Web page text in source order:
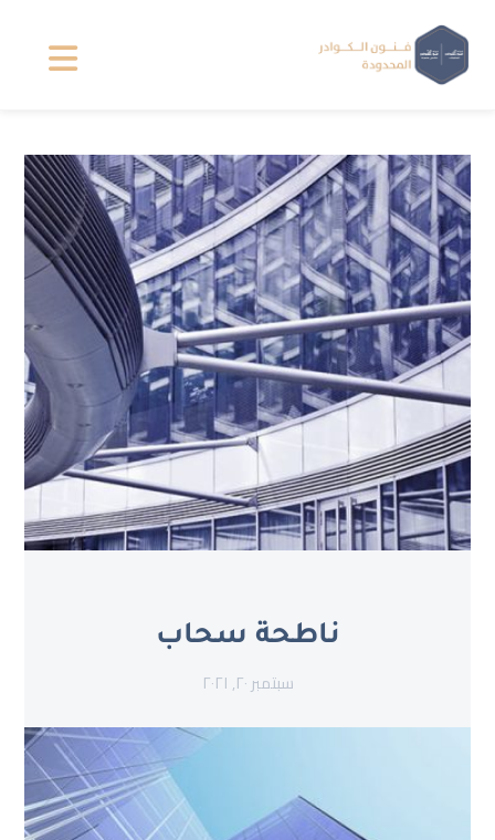
ناطحة سحاب
سبتمبر ٢٠, ٢٠٢١